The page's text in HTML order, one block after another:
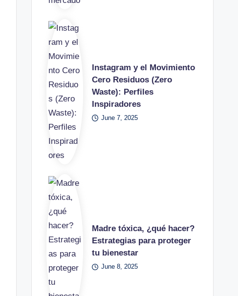
Instagram y el Movimiento
Cero Residuos (Zero
Waste): Perfiles
Inspiradores
June 7, 2025
Madre tóxica, ¿qué hacer?
Estrategias para proteger
tu bienestar
June 8, 2025